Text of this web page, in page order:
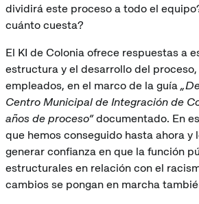
dividirá este proceso a todo el
cuánto cuesta?
El KI de Colonia ofrece respuestas a
estructura y el desarrollo del
empleados, en el marco de la guía
Centro Municipal de Integración de
años de proceso“documentado. En
que hemos conseguido hasta ahora
generar confianza en que la función
estructurales en relación con el
cambios se pongan en marcha